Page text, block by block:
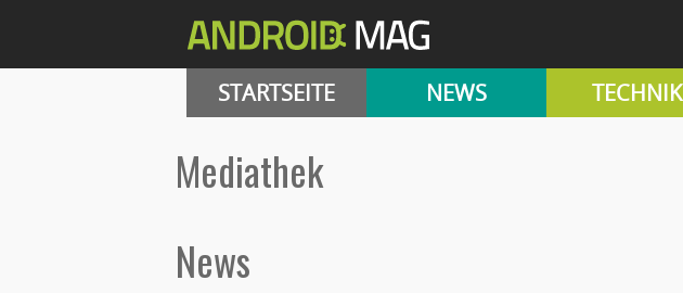
STARTSEITE NEWS TECHNIK
mediathek
News